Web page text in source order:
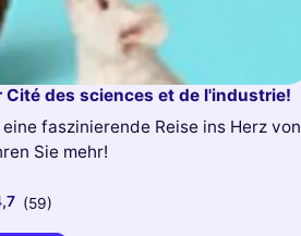
des sciences et de l'industrie!
faszinierende Reise ins Herz von
Sie mehr!
(59)